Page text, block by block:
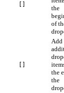
[]
the
of
[]
Add
the
the